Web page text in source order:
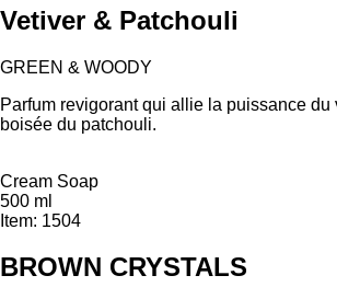
Vetiver & Patchouli
GREEN & WOODY
Parfum revigorant qui allie la puissance du
boisée du patchouli.
Cream Soap
500 ml
Item: 1504
BROWN CRYSTALS